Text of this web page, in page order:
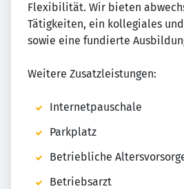
Flexibilität. Wir bieten
Tätigkeiten, ein kollegiales
sowie eine fundierte
Weitere Zusatzleistungen:
Internetpauschale
Parkplatz
Betriebliche
Betriebsarzt